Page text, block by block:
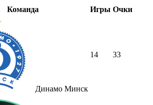
Команда Игры Очки
Динамо Минск
14 33